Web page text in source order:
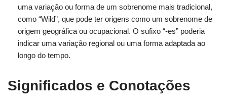
uma variação ou forma de um sobrenome mais tradicional,
como “Wild”, que pode ter origens como um sobrenome de
origem geográfica ou ocupacional. O sufixo “-es” poderia
indicar uma variação regional ou uma forma adaptada ao
longo do tempo.
Significados e Conotações